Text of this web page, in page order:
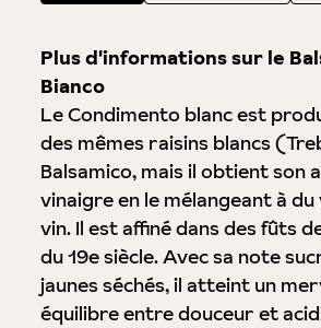
Plus d'informations sur le
Bianco
Le Condimento blanc est
des mêmes raisins blancs
Balsamico, mais il obtient son
vinaigre en le mélangeant à
vin. Il est affiné dans des fûts
du 19e siècle. Avec sa note
jaunes séchés, il atteint un
équilibre entre douceur et